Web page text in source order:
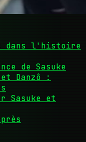
dans l'histoire
de Sasuke
Danzô :
Sasuke et